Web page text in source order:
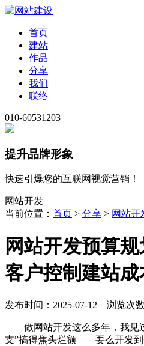
首页
建站
作品
分享
我们
联络
010-60531203
提升品牌形象
快速引爆您的互联网视觉营销！
网站开发
当前位置： 首页 > 分享 > 网站开
网站开发预算
客户控制建站成
发布时间：2025-07-12 浏览次数
做网站开发这么多年，我见
支”搞得焦头烂额——要么开发到